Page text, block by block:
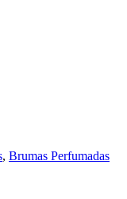
, Brumas Perfumadas